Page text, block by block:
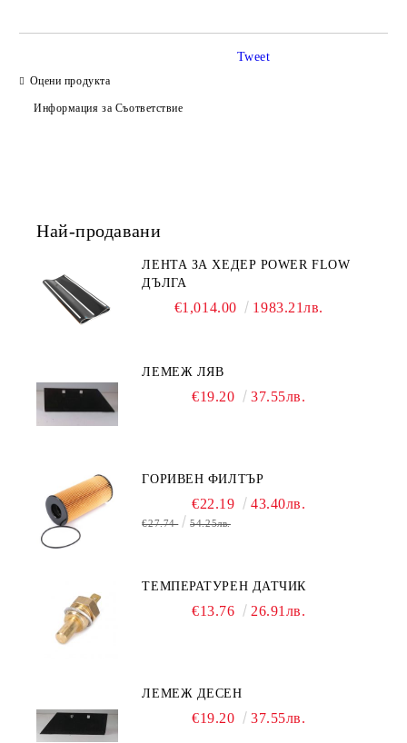
Оцени продукта
Информация за Съответствие
Tweet
Най-продавани
ЛЕНТА ЗА ХЕДЕР POWER FLOW
ДЪЛГА
€1,014.00 1983.21лв.
ЛЕМЕЖ ЛЯВ
€19.20 37.55лв.
ГОРИВЕН ФИЛТЪР
€22.19 43.40лв.
€27.74 54.25лв.
ТЕМПЕРАТУРЕН ДАТЧИК
€13.76 26.91лв.
ЛЕМЕЖ ДЕСЕН
€19.20 37.55лв.